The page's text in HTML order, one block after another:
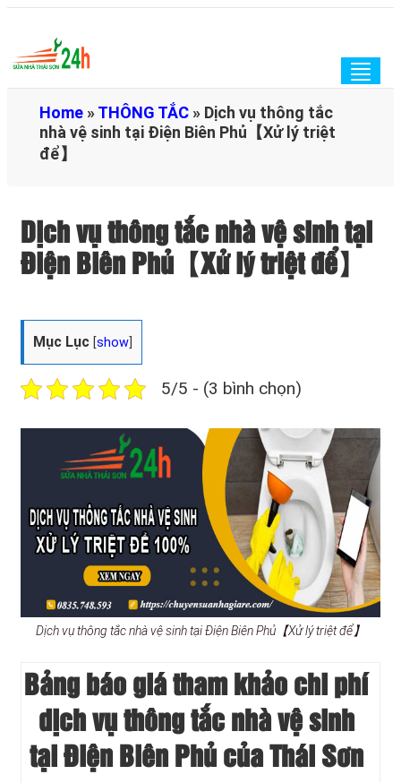
Home »THÔNG TẮC » Dịch vụ thông tắc
nhà vệ sinh tại Điện Biên Phủ【Xử lý triệt
để】
Dịch vụ thông tắc nhà vệ sinh tại
Điện Biên Phủ【Xử lý triệt để】
Mục Lục [show
5/5 - (3 bình chọn)
Dịch vụ thông tắc nhà vệ sinh tại Điện Biên Phủ【Xử lý triệt để】
Bảng báo giá tham khảo chi phí
dịch vụ thông tắc nhà vệ sinh
tại Điện Biên Phủ của Thái Sơn